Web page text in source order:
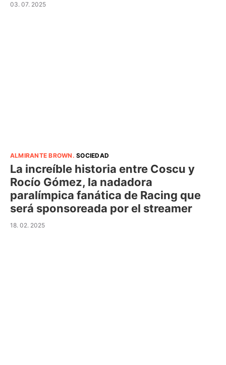
03. 07. 2025
ALMIRANTE BROWN .SOCIEDAD
La increíble historia entre Coscu y
Rocío Gómez, la nadadora
paralímpica fanática de Racing que
será sponsoreada por el streamer
18. 02. 2025